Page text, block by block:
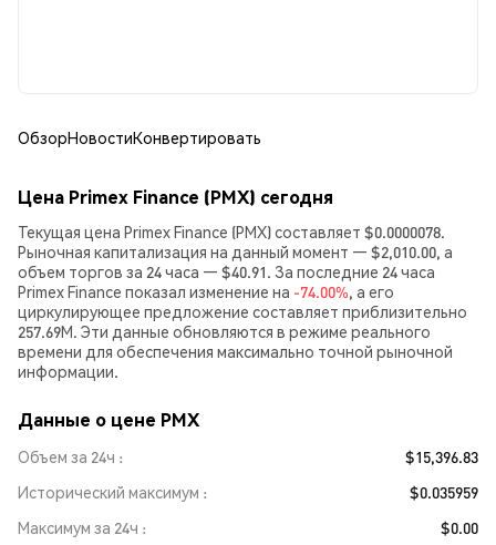
ОбзорНовостиКонвертировать
Цена Primex Finance (PMX) сегодня
Текущая цена Primex Finance (PMX) составляет $0.0000078.
Рыночная капитализация на данный момент — $2,010.00, а
объем торгов за 24 часа — $40.91. За последние 24 часа
Primex Finance показал изменение на -74.00%, а его
циркулирующее предложение составляет приблизительно
257.69M. Эти данные обновляются в режиме реального
времени для обеспечения максимально точной рыночной
информации.
Данные о цене PMX
Объем за 24ч
$15,396.83
Исторический максимум
$0.035959
Максимум за 24ч
$0.00